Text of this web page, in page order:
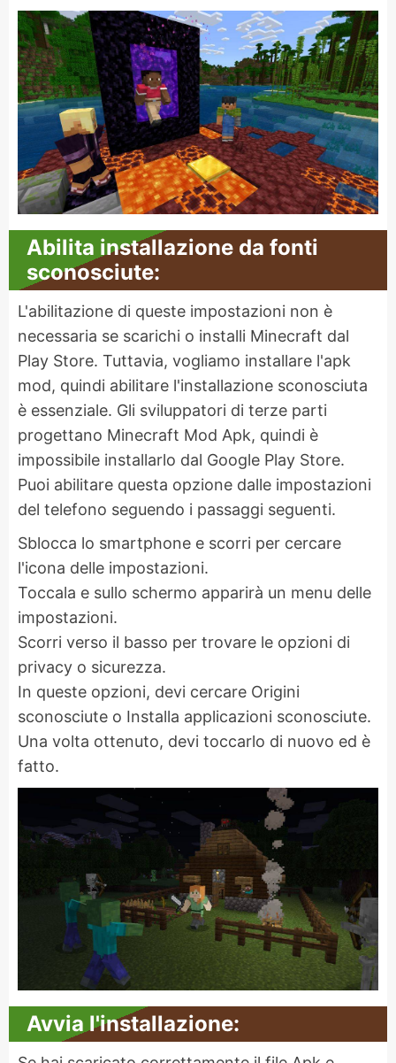
Abilita installazione da fonti
sconosciute:
L'abilitazione di queste impostazioni non è
necessaria se scarichi o installi Minecraft dal
Play Store. Tuttavia, vogliamo installare l'apk
mod, quindi abilitare l'installazione sconosciuta
è essenziale. Gli sviluppatori di terze parti
progettano Minecraft Mod Apk, quindi è
impossibile installarlo dal Google Play Store.
Puoi abilitare questa opzione dalle impostazioni
del telefono seguendo i passaggi seguenti.
Sblocca lo smartphone e scorri per cercare
l'icona delle impostazioni.
Toccala e sullo schermo apparirà un menu delle
impostazioni.
Scorri verso il basso per trovare le opzioni di
privacy o sicurezza.
In queste opzioni, devi cercare Origini
sconosciute o Installa applicazioni sconosciute.
Una volta ottenuto, devi toccarlo di nuovo ed è
fatto.
Avvia l'installazione: